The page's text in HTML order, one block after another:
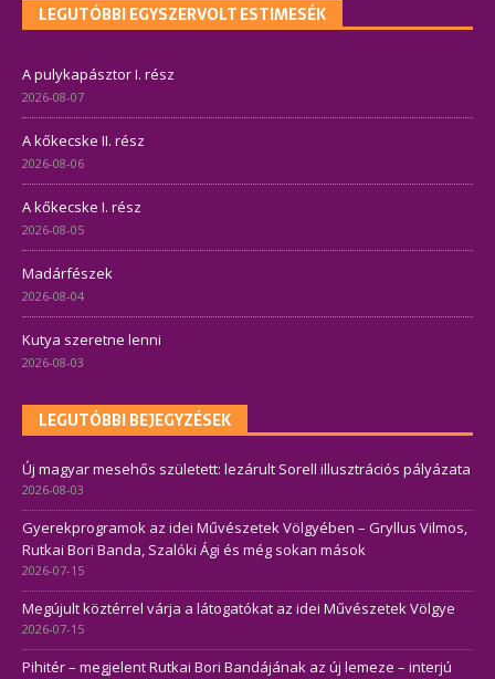
LEGUTÓBBI EGYSZERVOLT ESTIMESÉK
A pulykapásztor I. rész
2026-08-07
A kőkecske II. rész
2026-08-06
A kőkecske I. rész
2026-08-05
Madárfészek
2026-08-04
Kutya szeretne lenni
2026-08-03
LEGUTÓBBI BEJEGYZÉSEK
Új magyar mesehős született: lezárult Sorell illusztrációs pályázata
2026-08-03
Gyerekprogramok az idei Művészetek Völgyében – Gryllus Vilmos,
Rutkai Bori Banda, Szalóki Ági és még sokan mások
2026-07-15
Megújult köztérrel várja a látogatókat az idei Művészetek Völgye
2026-07-15
Pihitér – megjelent Rutkai Bori Bandájának az új lemeze – interjú